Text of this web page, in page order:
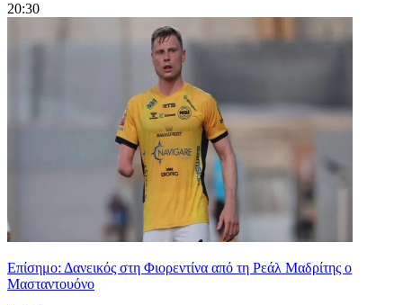
20:30
Επίσημο: Δανεικός στη Φιορεντίνα από τη Ρεάλ Μαδρίτης ο
Μασταντουόνο